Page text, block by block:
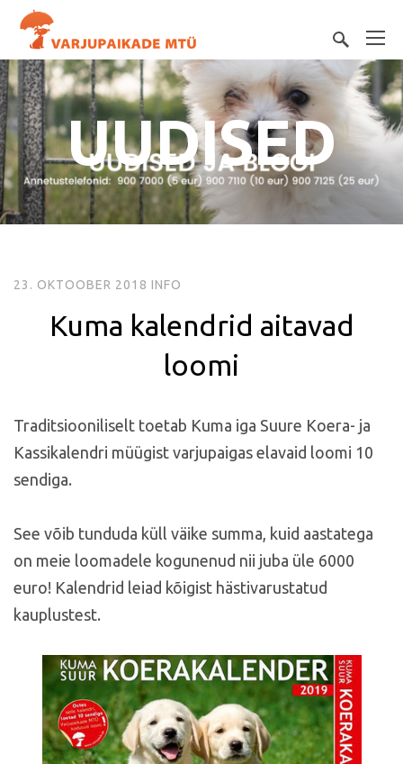
UUDISED
23. OKTOOBER 2018 INFO
Kuma kalendrid aitavad
loomi
Traditsiooniliselt toetab Kuma iga Suure Koera- ja
Kassikalendri müügist varjupaigas elavaid loomi 10
sendiga.
See võib tunduda küll väike summa, kuid aastatega
on meie loomadele kogunenud nii juba üle 6000
euro! Kalendrid leiad kõigist hästivarustatud
kauplustest.